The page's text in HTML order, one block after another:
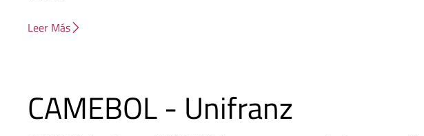
Leer Más
CAMEBOL - Unifranz